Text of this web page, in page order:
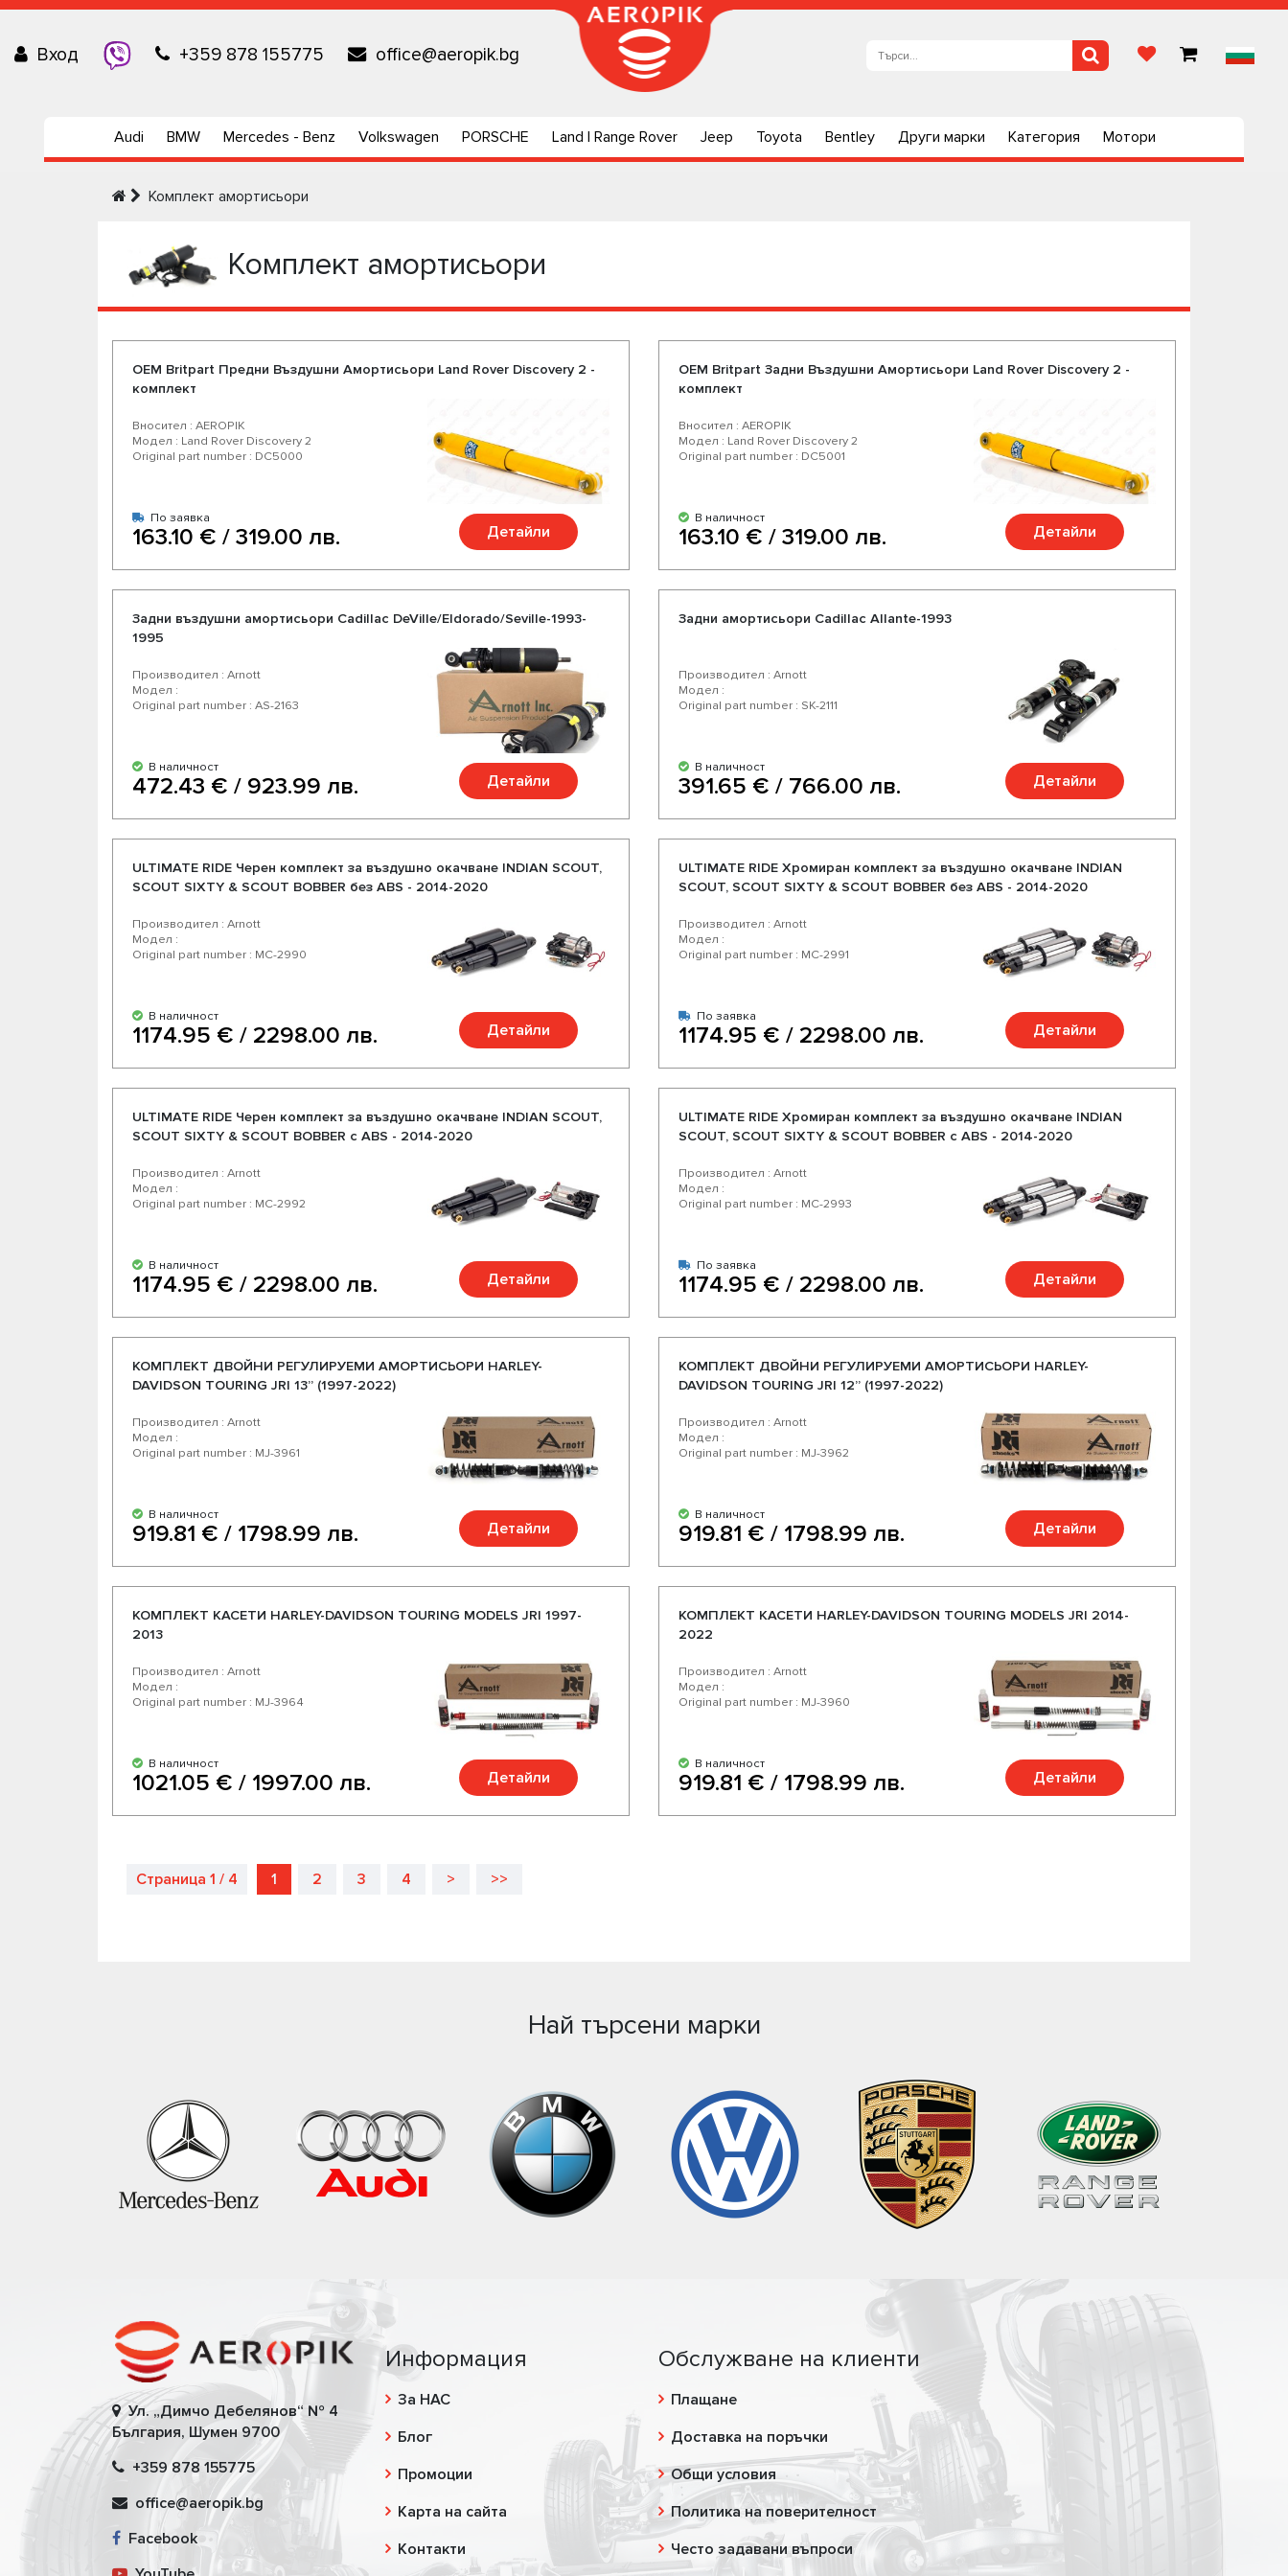
Вход +359 878 155775 office@aeropik.bg
Audi BMW Mercedes - Benz Volkswagen PORSCHE Land | Range Rover Jeep Toyota Bentley Други марки Категория Мотори
Комплект амортисьори
Комплект амортисьори
OEM Britpart Предни Въздушни Амортисьори Land Rover Discovery 2 -
комплект
Вносител : AEROPIK
Модел : Land Rover Discovery 2
Original part number : DC5000
По заявка
163.10 € / 319.00 лв. Детайли
OEM Britpart Задни Въздушни Амортисьори Land Rover Discovery 2 -
комплект
Вносител : AEROPIK
Модел : Land Rover Discovery 2
Original part number : DC5001
В наличност
163.10 € / 319.00 лв. Детайли
Задни въздушни амортисьори Cadillac DeVille/Eldorado/Seville-1993-
1995
Производител : Arnott
Модел :
Original part number : AS-2163
В наличност
472.43 € / 923.99 лв. Детайли
Задни амортисьори Cadillac Allante-1993
Производител : Arnott
Модел :
Original part number : SK-2111
В наличност
391.65 € / 766.00 лв. Детайли
ULTIMATE RIDE Черен комплект за въздушно окачване INDIAN SCOUT,
SCOUT SIXTY & SCOUT BOBBER без ABS - 2014-2020
Производител : Arnott
Модел :
Original part number : MC-2990
В наличност
1174.95 € / 2298.00 лв. Детайли
ULTIMATE RIDE Хромиран комплект за въздушно окачване INDIAN
SCOUT, SCOUT SIXTY & SCOUT BOBBER без ABS - 2014-2020
Производител : Arnott
Модел :
Original part number : MC-2991
По заявка
1174.95 € / 2298.00 лв. Детайли
ULTIMATE RIDE Черен комплект за въздушно окачване INDIAN SCOUT,
SCOUT SIXTY & SCOUT BOBBER с ABS - 2014-2020
Производител : Arnott
Модел :
Original part number : MC-2992
В наличност
1174.95 € / 2298.00 лв. Детайли
ULTIMATE RIDE Хромиран комплект за въздушно окачване INDIAN
SCOUT, SCOUT SIXTY & SCOUT BOBBER с ABS - 2014-2020
Производител : Arnott
Модел :
Original part number : MC-2993
По заявка
1174.95 € / 2298.00 лв. Детайли
КОМПЛЕКТ ДВОЙНИ РЕГУЛИРУЕМИ АМОРТИСЬОРИ HARLEY-
DAVIDSON TOURING JRI 13” (1997-2022)
Производител : Arnott
Модел :
Original part number : MJ-3961
В наличност
919.81 € / 1798.99 лв. Детайли
КОМПЛЕКТ ДВОЙНИ РЕГУЛИРУЕМИ АМОРТИСЬОРИ HARLEY-
DAVIDSON TOURING JRI 12” (1997-2022)
Производител : Arnott
Модел :
Original part number : MJ-3962
В наличност
919.81 € / 1798.99 лв. Детайли
КОМПЛЕКТ КАСЕТИ HARLEY-DAVIDSON TOURING MODELS JRI 1997-
2013
Производител : Arnott
Модел :
Original part number : MJ-3964
В наличност
1021.05 € / 1997.00 лв. Детайли
КОМПЛЕКТ КАСЕТИ HARLEY-DAVIDSON TOURING MODELS JRI 2014-
2022
Производител : Arnott
Модел :
Original part number : MJ-3960
В наличност
919.81 € / 1798.99 лв. Детайли
Страница 1 / 4 1 2 3 4 > >>
Най търсени марки
Ул. „Димчо Дебелянов“ № 4
България, Шумен 9700
+359 878 155775
office@aeropik.bg
Facebook
Информация
За НАС
Блог
Промоции
Карта на сайта
Контакти
Обслужване на клиенти
Плащане
Доставка на поръчки
Общи условия
Политика на поверителност
Често задавани въпроси